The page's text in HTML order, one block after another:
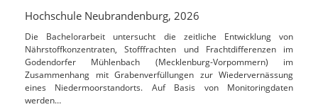
Hochschule Neubrandenburg, 2026
Die Bachelorarbeit untersucht die zeitliche Entwicklung von
Nährstoffkonzentraten, Stofffrachten und Frachtdifferenzen im
Godendorfer Mühlenbach (Mecklenburg-Vorpommern) im
Zusammenhang mit Grabenverfüllungen zur Wiedervernässung
eines Niedermoorstandorts. Auf Basis von Monitoringdaten
werden…